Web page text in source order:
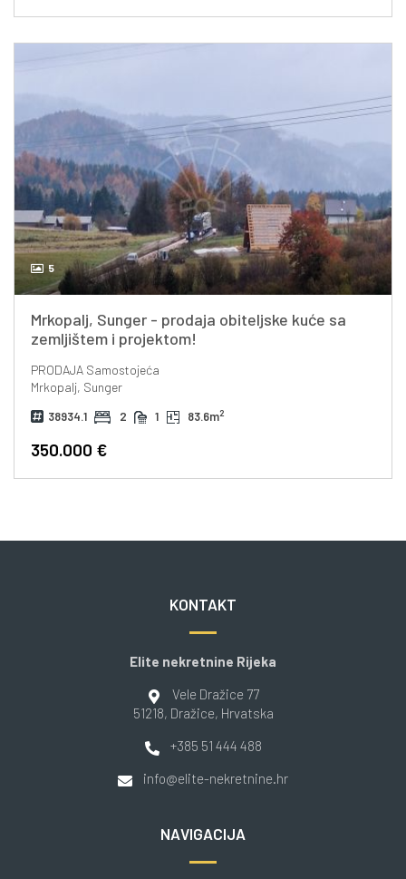
5
Mrkopalj, Sunger - prodaja obiteljske kuće sa
zemljištem i projektom!
PRODAJASamostojeća
Mrkopalj, Sunger
38934.1 2 1 83.6m2
350.000 €
KONTAKT
Elite nekretnine Rijeka
Vele Dražice 77
51218, Dražice, Hrvatska
+385 51 444 488
info@elite-nekretnine.hr
NAVIGACIJA